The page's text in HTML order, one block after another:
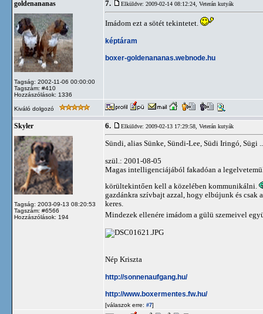
goldenananas
Tagság: 2002-11-06 00:00:00
Tagszám: #410
Hozzászólások: 1336
7. Elküldve: 2009-02-14 08:12:24, Veterán kutyák
Imádom ezt a sötét tekintetet.
képtáram
boxer-goldenananas.webnode.hu
Kiváló dolgozó
Skyler
Tagság: 2003-09-13 08:20:53
Tagszám: #6566
Hozzászólások: 194
6. Elküldve: 2009-02-13 17:29:58, Veterán kutyák
Sündi, alias Sünke, Sündi-Lee, Südi Iringó, Sügi
szül.: 2001-08-05
Magas intelligenciájából fakadóan a
körültekintően kell a közelében kommunikálni.
gazdánkra szívbajt azzal, hogy elbújunk és csak
keres.
Mindezek ellenére imádom a gülü szemeivel
Nép Kriszta
http://sonnenaufgang.hu/
http://www.boxermentes.fw.hu/
[válaszok erre: #7]